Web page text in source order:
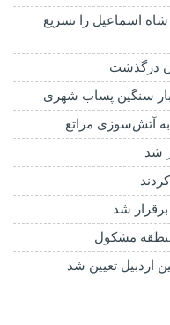
اسماعیل را تسریع
درگذشت
سنگین پساب شهری
آتش‌سوزی مراتع
شد
شد
مشکول
اردبیل تعیین شد